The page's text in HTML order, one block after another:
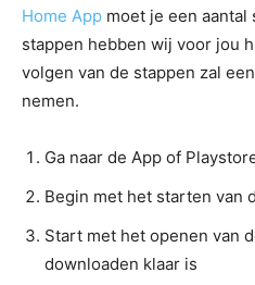
Home App moet je een
stappen hebben wij voor jou
volgen van de stappen zal
nemen.
Ga naar de App of
Begin met het starten van
Start met het openen van
downloaden klaar is